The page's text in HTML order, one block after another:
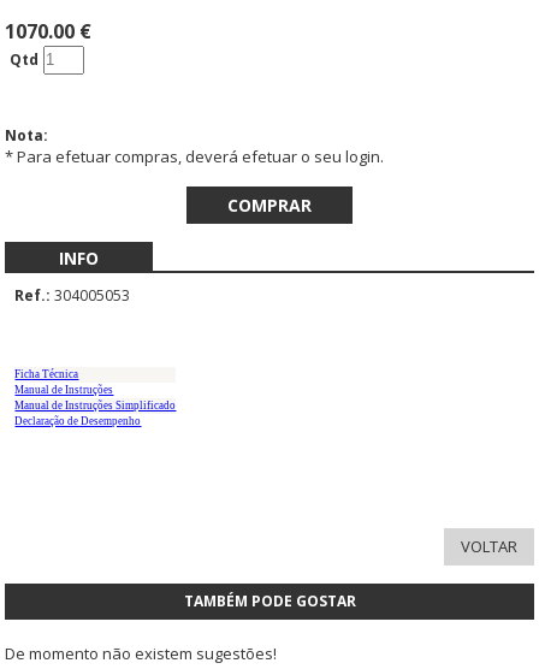
1070.00 €
Qtd
Nota:
* Para efetuar compras, deverá efetuar o seu login.
INFO
Ref.: 304005053
Ficha Técnica
Manual de Instruções
Manual de Instruções Simplificado
Declaração de Desempenho
TAMBÉM PODE GOSTAR
De momento não existem sugestões!